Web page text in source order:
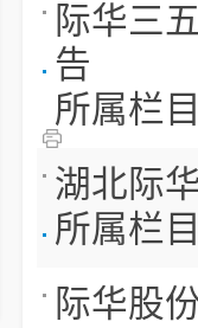
际华三
告
所属栏
湖北际
所属栏
际华股